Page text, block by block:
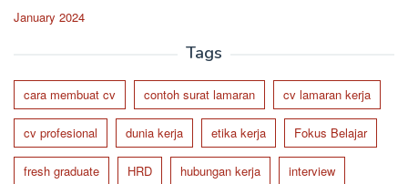
January 2024
Tags
cara membuat cv contoh surat lamaran cv lamaran kerja
cv profesional dunia kerja etika kerja Fokus Belajar
fresh graduate HRD hubungan kerja interview